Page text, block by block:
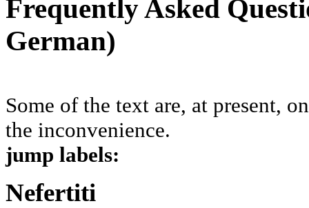
Frequently Asked
German)
Some of the text are, at present,
the inconvenience.
jump labels:
Nefertiti